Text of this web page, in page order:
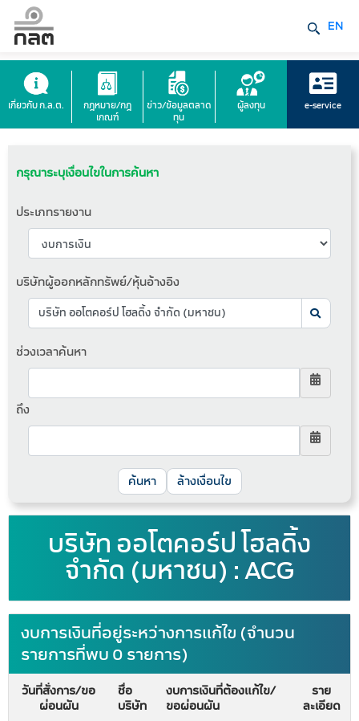
EN
เกี่ยวกับ ก.ล.ต.
กฎหมาย/กฎ
เกณฑ์
ข่าว/ข้อมูลตลาด
ทุน
ผู้ลงทุน e-service
กรุณาระบุเงื่อนไขในการค้นหา
ประเภทรายงาน
บริษัทผู้ออกหลักทรัพย์/หุ้นอ้างอิง
ช่วงเวลาค้นหา
ถึง
ล้างเงื่อนไข
บริษัท ออโตคอร์ป โฮลดิ้ง
จำกัด (มหาชน) : ACG
งบการเงินที่อยู่ระหว่างการแก้ไข (จำนวน
รายการที่พบ 0 รายการ)
วันที่สั่งการ/ขอ
ผ่อนผัน
ชื่อ
บริษัท
งบการเงินที่ต้องแก้ไข/
ขอผ่อนผัน
ราย
ละเอียด